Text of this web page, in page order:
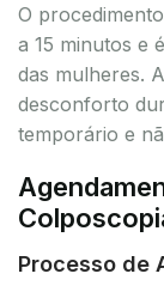
O
a 15 minutos e
das mulheres.
desconforto
temporário e
Processo de